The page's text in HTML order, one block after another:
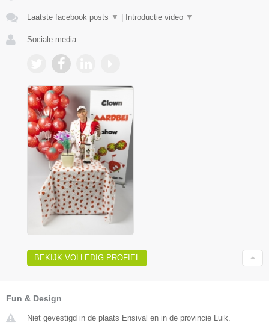
Laatste facebook posts ▼ | Introductie video ▼
Sociale media:
BEKIJK VOLLEDIG PROFIEL
Fun & Design
Niet gevestigd in de plaats Ensival en in de provincie Luik.